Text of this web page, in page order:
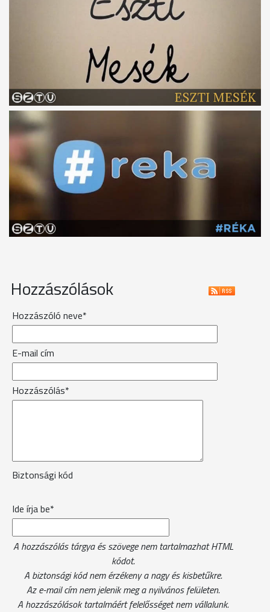
Hozzászólások
Hozzászóló neve*
E-mail cím
Hozzászólás*
Biztonsági kód
Ide írja be*
A hozzászólás tárgya és szövege nem tartalmazhat HTML
kódot.
A biztonsági kód nem érzékeny a nagy és kisbetűkre.
Az e-mail cím nem jelenik meg a nyilvános felületen.
A hozzászólások tartalmáért felelősséget nem vállalunk.